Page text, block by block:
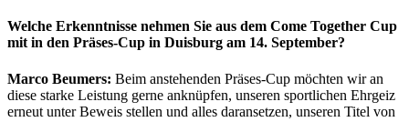
Welche Erkenntnisse nehmen Sie aus dem Come Together Cup
mit in den Präses-Cup in Duisburg am 14. September?
Marco Beumers: Beim anstehenden Präses-Cup möchten wir an
diese starke Leistung gerne anknüpfen, unseren sportlichen Ehrgeiz
erneut unter Beweis stellen und alles daransetzen, unseren Titel von